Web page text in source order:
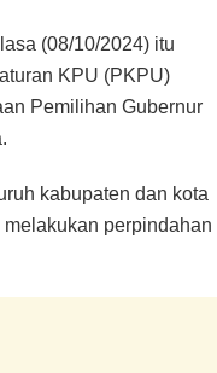
(08/10/2024) itu
KPU (PKPU)
Pemilihan Gubernur
kabupaten dan kota
perpindahan